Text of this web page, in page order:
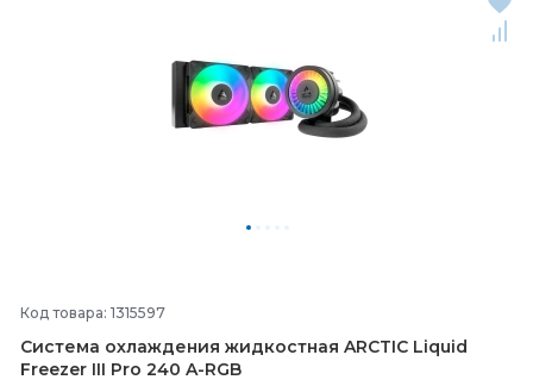
Код товара: 1315597
Система охлаждения жидкостная ARCTIC Liquid
Freezer III Pro 240 A-RGB